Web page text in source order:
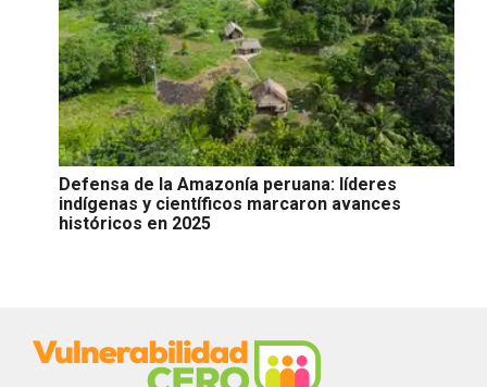
Defensa de la Amazonía peruana: líderes
indígenas y científicos marcaron avances
históricos en 2025